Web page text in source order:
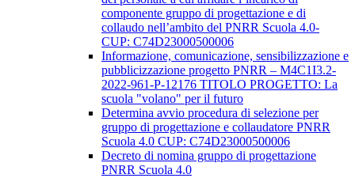
componente gruppo di progettazione e di
collaudo nell’ambito del PNRR Scuola 4.0-
CUP: C74D23000500006
Informazione, comunicazione, sensibilizzazione e
pubblicizzazione progetto PNRR – M4C1I3.2-
2022-961-P-12176 TITOLO PROGETTO: La
scuola "volano" per il futuro
Determina avvio procedura di selezione per
gruppo di progettazione e collaudatore PNRR
Scuola 4.0 CUP: C74D23000500006
Decreto di nomina gruppo di progettazione
PNRR Scuola 4.0